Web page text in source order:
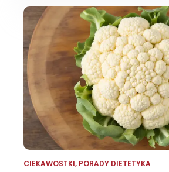
CIEKAWOSTKI, PORADY DIETETYKA